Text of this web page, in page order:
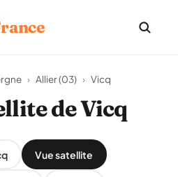
› Allier (03) › Vicq
de Vicq
Vue satellite